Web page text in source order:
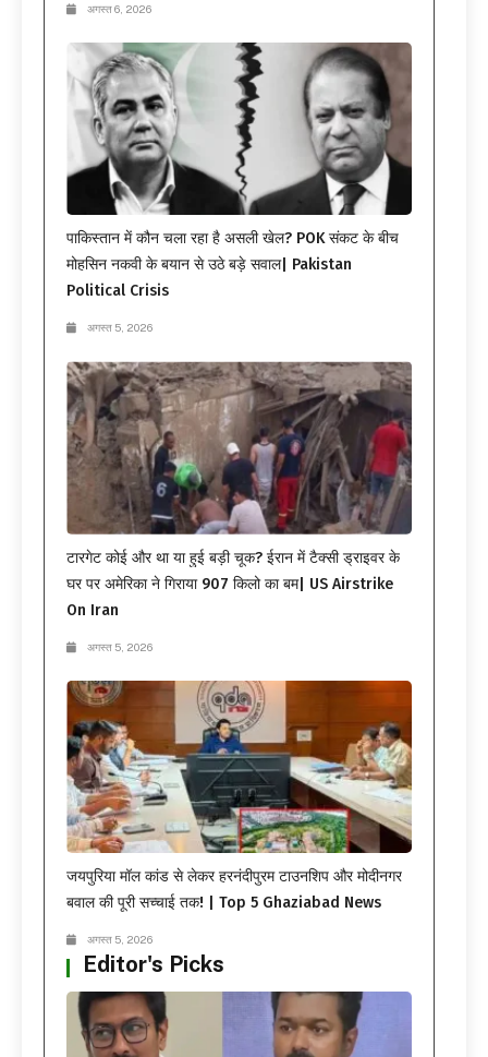
अगस्त 6, 2026
पाकिस्तान में कौन चला रहा है असली खेल? POK संकट के बीच
मोहसिन नकवी के बयान से उठे बड़े सवाल| Pakistan
Political Crisis
अगस्त 5, 2026
टारगेट कोई और था या हुई बड़ी चूक? ईरान में टैक्सी ड्राइवर के
घर पर अमेरिका ने गिराया 907 किलो का बम| US Airstrike
On Iran
अगस्त 5, 2026
जयपुरिया मॉल कांड से लेकर हरनंदीपुरम टाउनशिप और मोदीनगर
बवाल की पूरी सच्चाई तक! | Top 5 Ghaziabad News
अगस्त 5, 2026
Editor's Picks